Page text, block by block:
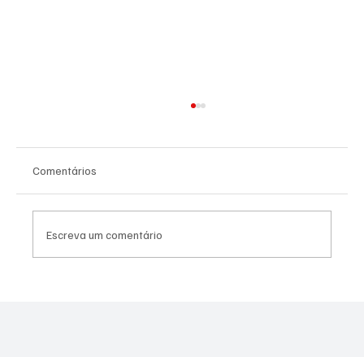
Comentários
Escreva um comentário